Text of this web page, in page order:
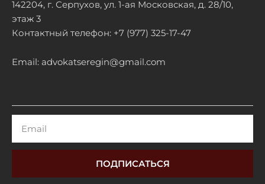
142204, г. Серпухов, ул. 1-ая Московская, д. 28/10,
этаж 3
Контактный телефон: +7 (977) 325-17-47
Email: advokatseregin@gmail.com
ПОДПИСАТЬСЯ